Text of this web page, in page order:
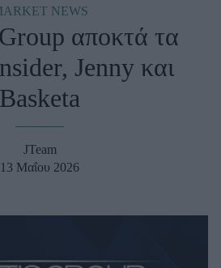
NEWS
αποκτά τα
Jenny και
Basketa
JTeam
13 Μαΐου 2026